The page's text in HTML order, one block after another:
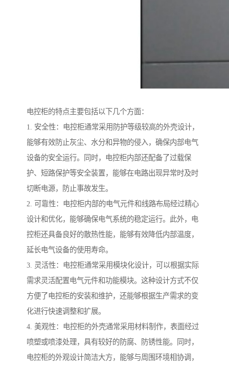
电控柜的特点主要包括以下几个方面：
1. 安全性：电控柜通常采用防护等级较高的外壳设计，
能够有效防止灰尘、水分和异物的侵入，确保内部电气
设备的安全运行。同时，电控柜内部还配备了过载保
护、短路保护等安全装置，能够在电路出现异常时及时
切断电源，防止事故发生。
2. 可靠性：电控柜内部的电气元件和线路布局经过精心
设计和优化，能够确保电气系统的稳定运行。此外，电
控柜还具备良好的散热性能，能够有效降低内部温度，
延长电气设备的使用寿命。
3. 灵活性：电控柜通常采用模块化设计，可以根据实际
需求灵活配置电气元件和功能模块。这种设计方式不仅
方便了电控柜的安装和维护，还能够根据生产需求的变
化进行快速调整和扩展。
4. 美观性：电控柜的外壳通常采用材料制作，表面经过
喷塑或喷漆处理，具有较好的防腐、防锈性能。同时，
电控柜的外观设计简洁大方，能够与周围环境相协调，